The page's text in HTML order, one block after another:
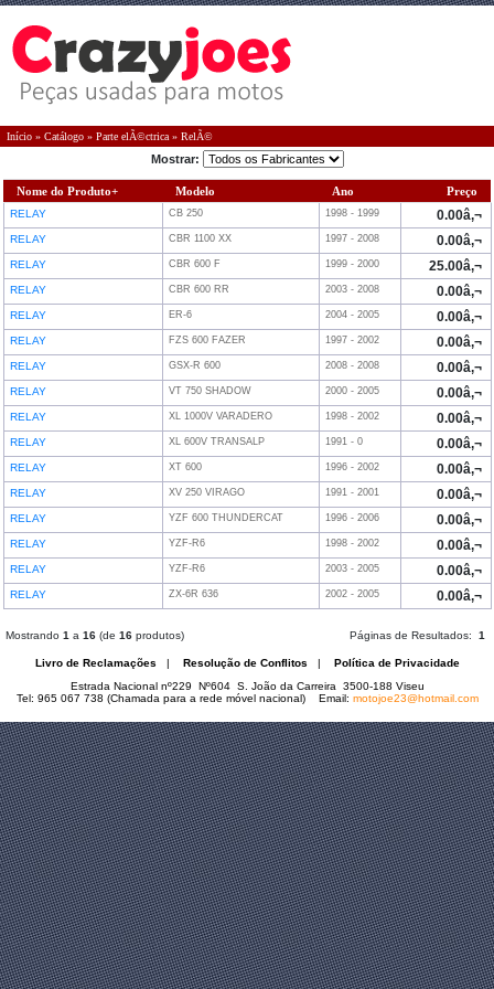
Início » Catálogo » Parte elÃ©ctrica » RelÃ©
Mostrar:
Nome do Produto+ Modelo Ano Preço
RELAY CB 250 1998 - 1999 0.00â‚¬
RELAY CBR 1100 XX 1997 - 2008 0.00â‚¬
RELAY CBR 600 F 1999 - 2000 25.00â‚¬
RELAY CBR 600 RR 2003 - 2008 0.00â‚¬
RELAY ER-6 2004 - 2005 0.00â‚¬
RELAY FZS 600 FAZER 1997 - 2002 0.00â‚¬
RELAY GSX-R 600 2008 - 2008 0.00â‚¬
RELAY VT 750 SHADOW 2000 - 2005 0.00â‚¬
RELAY XL 1000V VARADERO 1998 - 2002 0.00â‚¬
RELAY XL 600V TRANSALP 1991 - 0 0.00â‚¬
RELAY XT 600 1996 - 2002 0.00â‚¬
RELAY XV 250 VIRAGO 1991 - 2001 0.00â‚¬
RELAY YZF 600 THUNDERCAT 1996 - 2006 0.00â‚¬
RELAY YZF-R6 1998 - 2002 0.00â‚¬
RELAY YZF-R6 2003 - 2005 0.00â‚¬
RELAY ZX-6R 636 2002 - 2005 0.00â‚¬
Mostrando 1 a 16 (de 16 produtos) Páginas de Resultados: 1
Livro de Reclamações | Resolução de Conflitos | Política de Privacidade
Estrada Nacional nº229 Nº604 S. João da Carreira 3500-188 Viseu
Tel: 965 067 738 (Chamada para a rede móvel nacional) Email: motojoe23@hotmail.com